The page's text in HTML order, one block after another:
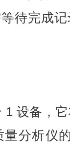
待完成
1 设备，
分析仪